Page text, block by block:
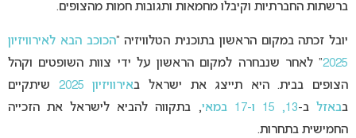
ברשתות החברתיות וקיבלו מחמאות ותגובות חמות מהצופים.
יובל זכתה במקום הראשון בתוכנית הטלוויזיה “הכוכב הבא לאירוויזיון
2025” לאחר שנבחרה למקום הראשון על ידי צוות השופטים וקהל
הצופים בבית. היא תייצג את ישראל באירוויזיון 2025
שיתקיים
בבאזל ב-13, 15 ו-17 במאי
, בתקווה להביא לישראל את הזכייה
החמישית בתחרות.